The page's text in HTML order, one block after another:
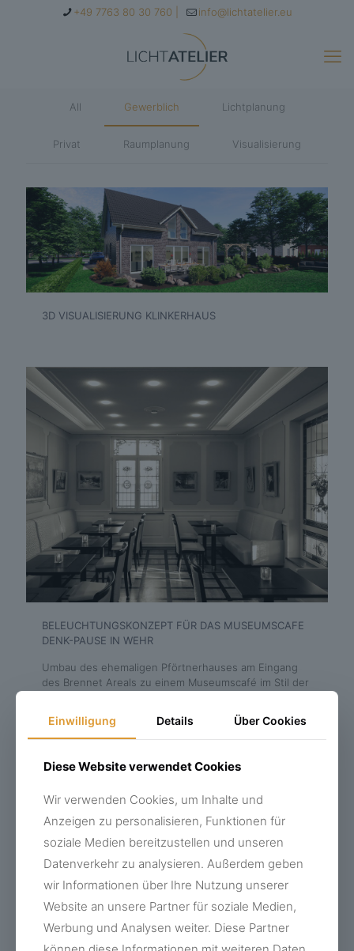
+49 7763 80 30 760 | info@lichtatelier.eu
All Gewerblich Lichtplanung
Privat Raumplanung Visualisierung
3D VISUALISIERUNG KLINKERHAUS
BELEUCHTUNGSKONZEPT FÜR DAS MUSEUMSCAFE
DENK-PAUSE IN WEHR
Umbau des ehemaligen Pförtnerhauses am Eingang
des Brennet Areals zu einem Museumscafé im Stil der
Einwilligung Details Über Cookies
Diese Website verwendet Cookies
Wir verwenden Cookies, um Inhalte und
Anzeigen zu personalisieren, Funktionen für
soziale Medien bereitzustellen und unseren
Datenverkehr zu analysieren. Außerdem geben
wir Informationen über Ihre Nutzung unserer
Website an unsere Partner für soziale Medien,
Werbung und Analysen weiter. Diese Partner